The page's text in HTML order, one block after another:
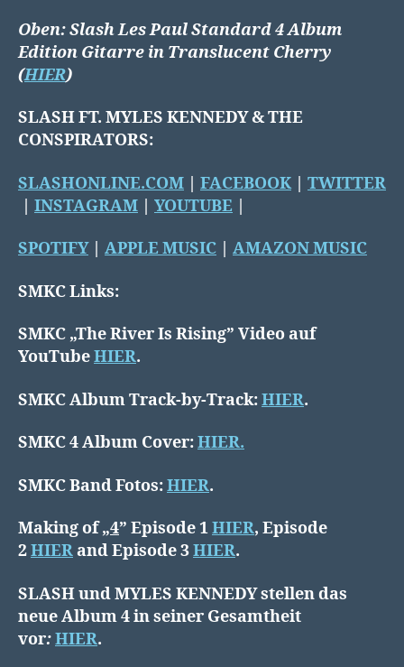
Oben:Slash Les Paul Standard 4 Album
Edition Gitarre in Translucent Cherry
(HIER)
SLASH FT. MYLES KENNEDY & THE
CONSPIRATORS:
SLASHONLINE.COM FACEBOOK| TWITTER
INSTAGRAM YOUTUBE
SPOTIFY| APPLE MUSIC AMAZON MUSIC
SMKC Links:
SMKC „The River Is Rising” Video auf
YouTubeHIER.
SMKC Album Track-by-Track:HIER.
SMKC 4 Album Cover:HIER.
SMKC Band Fotos:HIER.
Making of„4” Episode 1HIER, Episode
2HIER and Episode 3HIER.
SLASH und MYLES KENNEDY stellen das
neue Album 4 in seiner Gesamtheit
vor:HIER.